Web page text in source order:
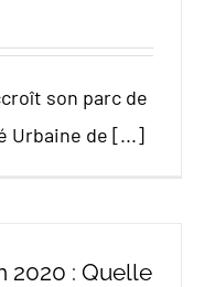
son parc de
Urbaine de [...]
2020 : Quelle